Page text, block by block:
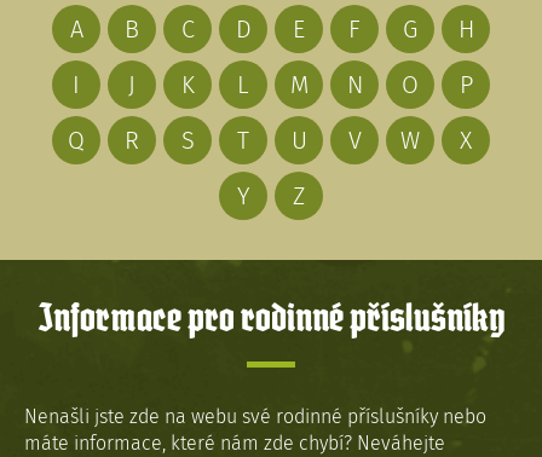
A B C D E F G
H
I
J K L M N O
P
Q
R S T U V W
X
Y
Z
Informace pro rodinné příslušníky
Nenašli jste zde na webu své rodinné příslušníky nebo
máte informace, které nám zde chybí? Neváhejte